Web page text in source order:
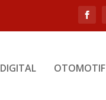
DIGITAL OTOMOTIF